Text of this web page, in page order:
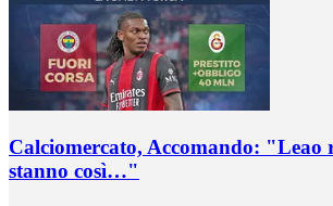
Calciomercato, Accomando: "Leao
stanno così…"